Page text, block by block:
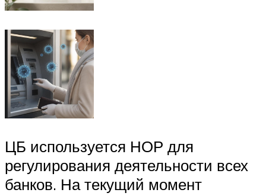
ЦБ используется НОР для
регулирования деятельности всех
банков. На текущий момент